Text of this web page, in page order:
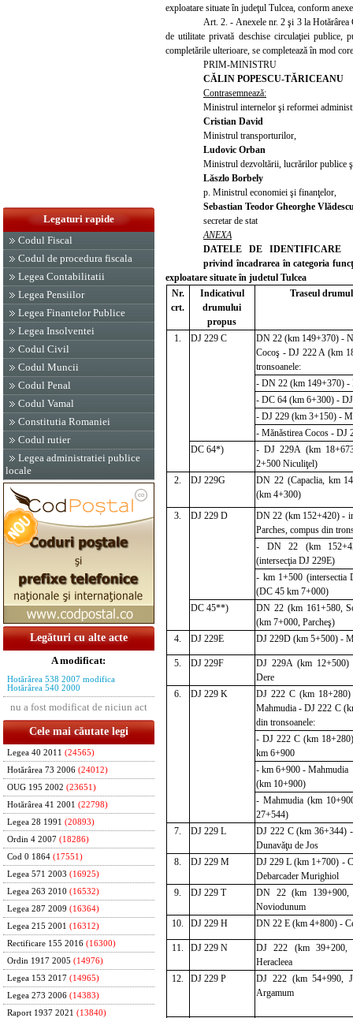
Legaturi rapide
Codul Fiscal
Codul de procedura fiscala
Legea Contabilitatii
Legea Pensiilor
Legea Finantelor Publice
Legea Insolventei
Codul Civil
Codul Muncii
Codul Penal
Codul Vamal
Constitutia Romaniei
Codul rutier
Legea administratiei publice
locale
Legături cu alte acte
A modificat:
Hotărârea 538 2007 modifica
Hotărârea 540 2000
nu a fost modificat de niciun act
Cele mai căutate legi
Legea 40 2011 (24565)
Hotărârea 73 2006 (24012)
OUG 195 2002 (23651)
Hotărârea 41 2001 (22798)
Legea 28 1991 (20893)
Ordin 4 2007 (18286)
Cod 0 1864 (17551)
Legea 571 2003 (16925)
Legea 263 2010 (16532)
Legea 287 2009 (16364)
Legea 215 2001 (16312)
Rectificare 155 2016 (16300)
Ordin 1917 2005 (14976)
Legea 153 2017 (14965)
Legea 273 2006 (14383)
Raport 1937 2021 (13840)
exploatare situate în judeţul Tulcea, conform
Art. 2. - Anexele nr. 2 şi 3 la
de utilitate privată deschise circulaţiei
completările ulterioare, se completează în mod
PRIM-MINISTRU
CĂLIN POPESCU-TĂRICEANU
Contrasemnează:
Ministrul internelor şi reformei
Cristian David
Ministrul transporturilor,
Ludovic Orban
Ministrul dezvoltării, lucrărilor publice
Lăszlo Borbely
p. Ministrul economiei şi finanţelor,
Sebastian Teodor Gheorghe
secretar de stat
ANEXA
DATELE DE IDENTIFICARE
privind încadrarea în categoria
exploatare situate în judetul Tulcea
Nr.
crt.
Indicativul
drumului
propus
Traseul
1. DJ 229 C
DN 22 (km 149+370) -
Cocoş - DJ 222 A (km
tronsoanele:
- DN 22 (km 149+370) -
- DC 64 (km 6+300) -
- DJ 229 (km 3+150) -
- Mănăstirea Cocos - DJ
DC 64*)
- DJ 229A (km
2+500 Niculiţel)
2.
DJ 229G
DN 22 (Capaclia, km
(km 4+300)
3.
DJ 229 D
DN 22 (km 152+420) -
Parches, compus din
- DN 22 (km
(intersecţia DJ 229E)
- km 1+500 (intersectia
(DC 45 km 7+000)
DC 45**)
DN 22 (km 161+580,
(km 7+000, Parcheş)
4.
DJ 229E DJ 229D (km 5+500) -
5. DJ 229F
DJ 229A (km 12+500)
Dere
6.
DJ 229 K
DJ 222 C (km
Mahmudia - DJ 222 C
din tronsoanele:
- DJ 222 C (km
km 6+900
- km 6+900 - Mahmudia
(km 10+900)
- Mahmudia (km
27+544)
7.
DJ 229 L
DJ 222 C (km 36+344)
Dunavăţu de Jos
8.
DJ 229 M
DJ 229 L (km 1+700) -
Debarcader Murighiol
9.
DJ 229 T
DN 22 (km 139+900,
Noviodunum
10.
DJ 229 H DN 22 E (km 4+800) -
11. DJ 229 N
DJ 222 (km 39+200,
Heracleea
12.
DJ 229 P
DJ 222 (km 54+990,
Argamum